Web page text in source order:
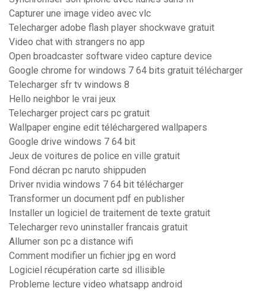
Capturer une image video avec vlc
Telecharger adobe flash player shockwave gratuit
Video chat with strangers no app
Open broadcaster software video capture device
Google chrome for windows 7 64 bits gratuit télécharger
Telecharger sfr tv windows 8
Hello neighbor le vrai jeux
Telecharger project cars pc gratuit
Wallpaper engine edit téléchargered wallpapers
Google drive windows 7 64 bit
Jeux de voitures de police en ville gratuit
Fond décran pc naruto shippuden
Driver nvidia windows 7 64 bit télécharger
Transformer un document pdf en publisher
Installer un logiciel de traitement de texte gratuit
Telecharger revo uninstaller francais gratuit
Allumer son pc a distance wifi
Comment modifier un fichier jpg en word
Logiciel récupération carte sd illisible
Probleme lecture video whatsapp android